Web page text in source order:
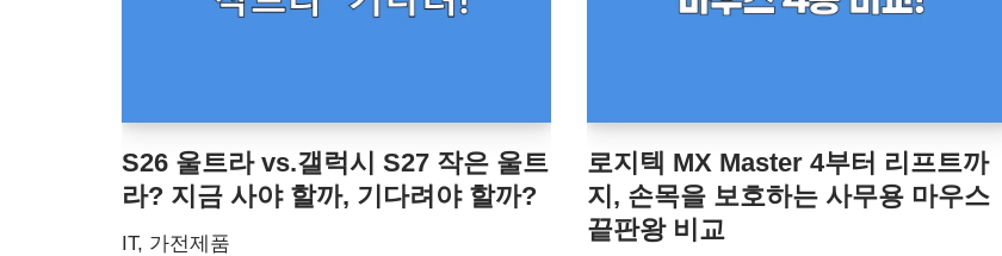
S26 울트라 vs.갤럭시 S27 작은 울트
라? 지금 사야 할까, 기다려야 할까?
IT, 가전제품
로지텍 MX Master 4부터 리프트까
지, 손목을 보호하는 사무용 마우스
끝판왕 비교